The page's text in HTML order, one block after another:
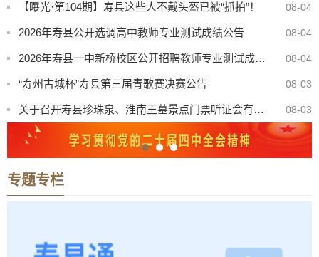
【曝光·第104期】寿县这些人不戴头盔已被“抓拍”！ 08-04
2026年寿县公开选调高中教师专业测试成绩公告 08-04
2026年寿县一中新桥校区公开招聘教师专业测试成绩公告 08-04
“寿州古城杯”寿县第三届青歌赛决赛公告 08-03
关于召开寿县珍珠泉、淮南王墓景点门票听证会有关事项公告 08-03
8月份县直部门领导干部接访安排表 07-31
八月卫生防病提示：酷暑炎夏，筑牢健康防线 07-31
2026年寿县公开选调初中、小学教师考察公告
专题专栏